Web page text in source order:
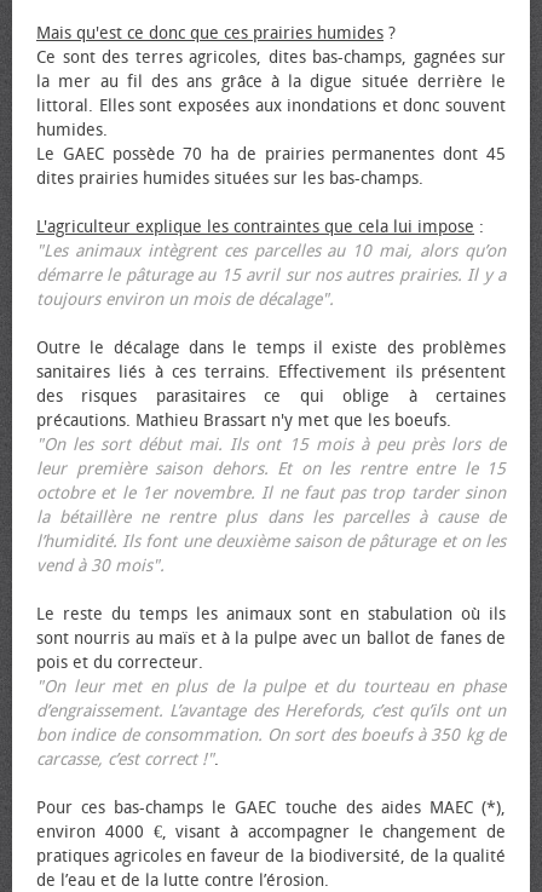
Mais qu'est ce donc que ces prairies humides ?
Ce sont des terres agricoles, dites bas-champs, gagnées sur
la mer au fil des ans grâce à la digue située derrière le
littoral. Elles sont exposées aux inondations et donc souvent
humides.
Le GAEC possède 70 ha de prairies permanentes dont 45
dites prairies humides situées sur les bas-champs.
L'agriculteur explique les contraintes que cela lui impose :
"Les animaux intègrent ces parcelles au 10 mai, alors qu’on
démarre le pâturage au 15 avril sur nos autres prairies. Il y a
toujours environ un mois de décalage".
Outre le décalage dans le temps il existe des problèmes
sanitaires liés à ces terrains. Effectivement ils présentent
des risques parasitaires ce qui oblige à certaines
précautions. Mathieu Brassart n'y met que les bœufs.
"On les sort début mai. Ils ont 15 mois à peu près lors de
leur première saison dehors. Et on les rentre entre le 15
octobre et le 1er novembre. Il ne faut pas trop tarder sinon
la bétaillère ne rentre plus dans les parcelles à cause de
l’humidité. Ils font une deuxième saison de pâturage et on les
vend à 30 mois".
Le reste du temps les animaux sont en stabulation où ils
sont nourris au maïs et à la pulpe avec un ballot de fanes de
pois et du correcteur.
"On leur met en plus de la pulpe et du tourteau en phase
d’engraissement. L’avantage des Herefords, c’est qu’ils ont un
bon indice de consommation. On sort des bœufs à 350 kg de
carcasse, c’est correct !".
Pour ces bas-champs le GAEC touche des aides MAEC (*),
environ 4000 €, visant à accompagner le changement de
pratiques agricoles en faveur de la biodiversité, de la qualité
de l’eau et de la lutte contre l’érosion.